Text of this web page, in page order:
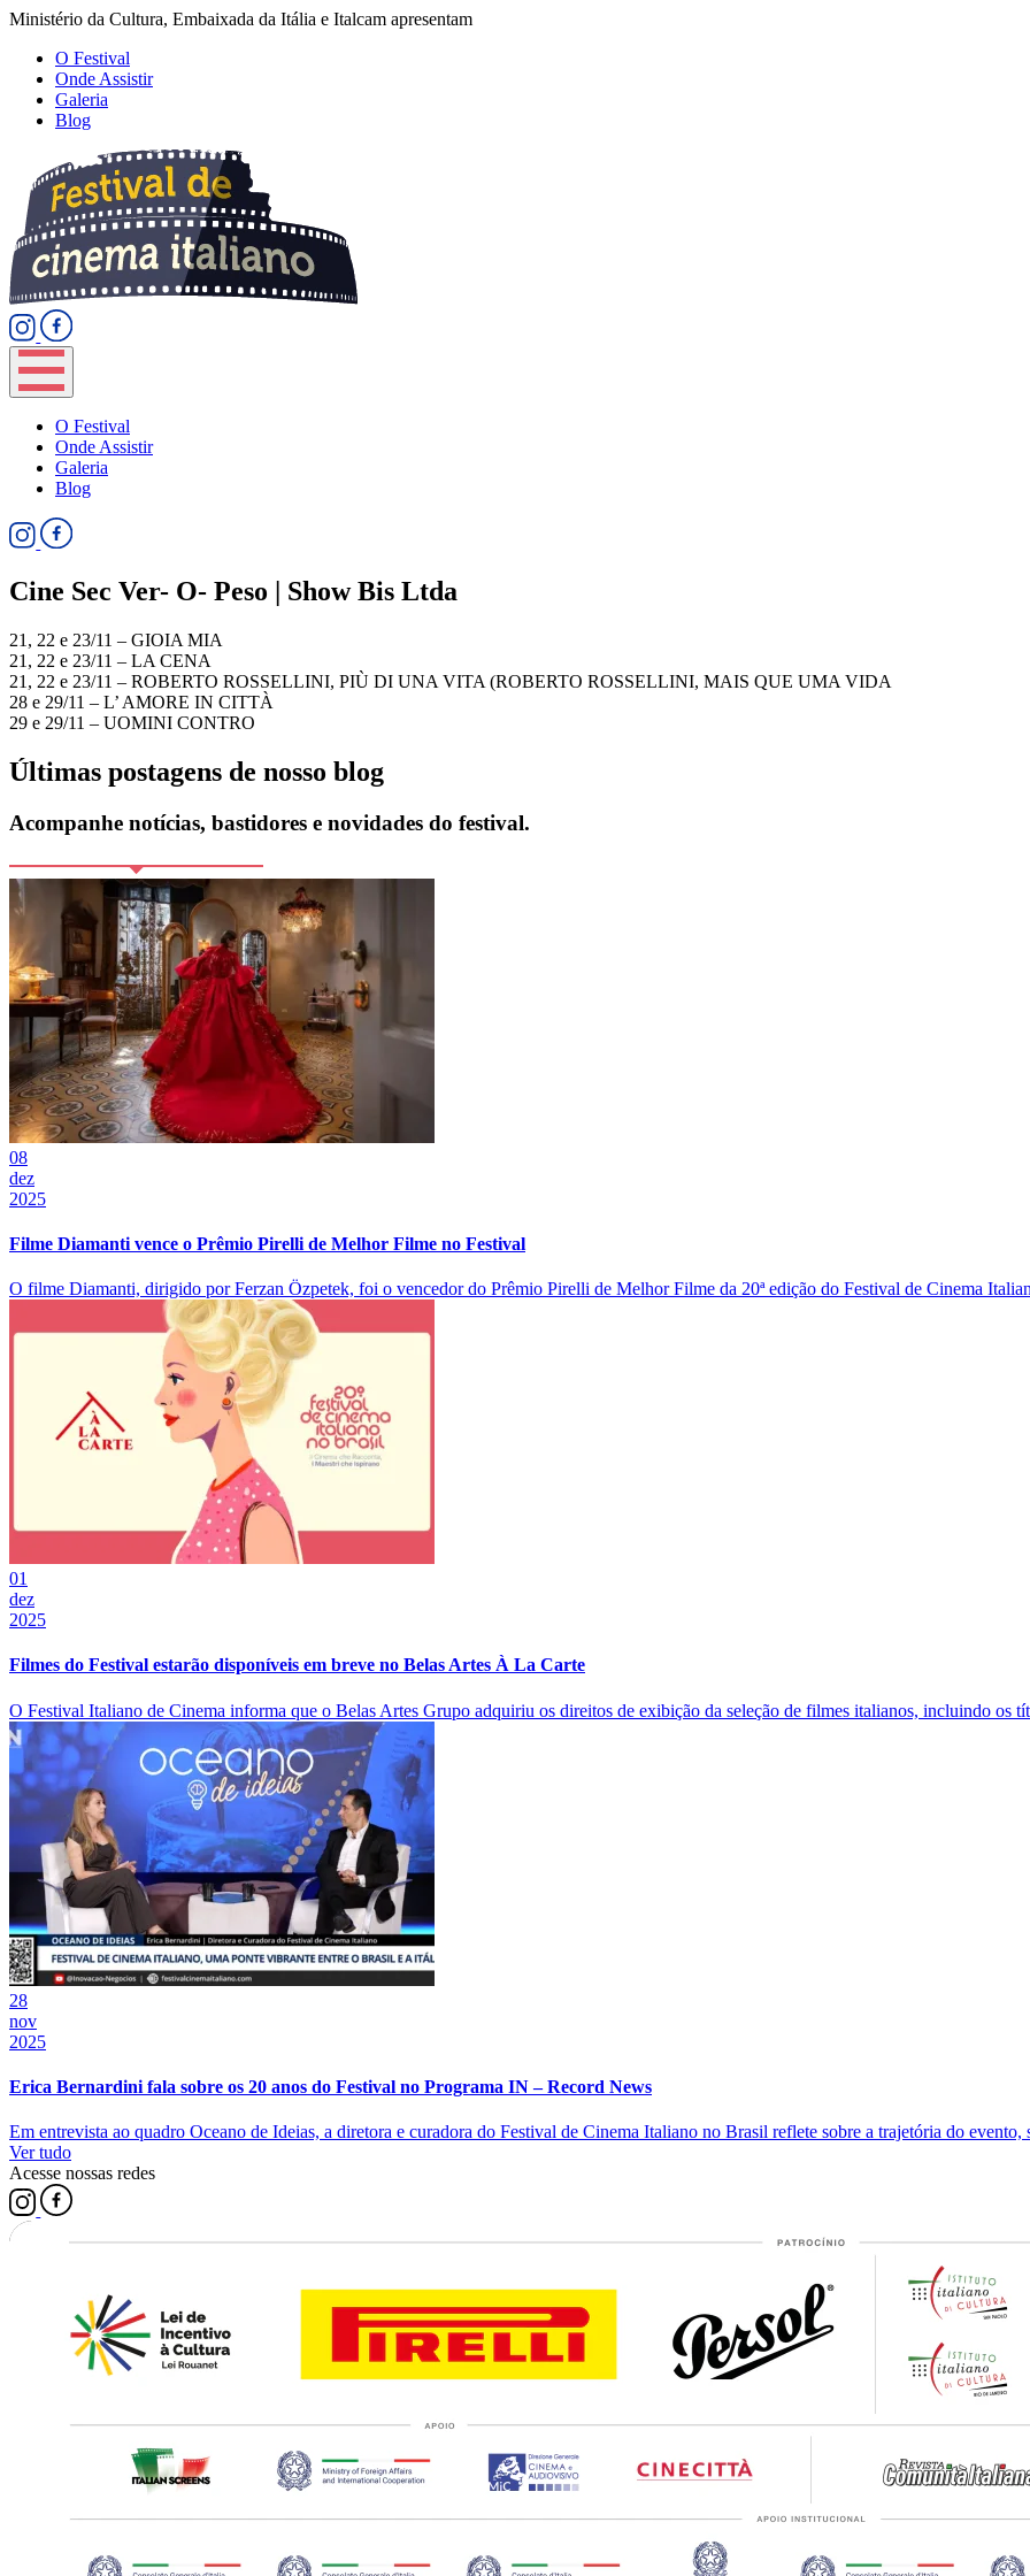
Ministério da Cultura, Embaixada da Itália e Italcam apresentam
O Festival
Onde Assistir
Galeria
Blog
O Festival
Onde Assistir
Galeria
Blog
Cine Sec Ver- O- Peso | Show Bis Ltda
21, 22 e 23/11 – GIOIA MIA
21, 22 e 23/11 – LA CENA
21, 22 e 23/11 – ROBERTO ROSSELLINI, PIÙ DI UNA VITA (ROBERTO ROSSELLINI, MAIS QUE UMA VIDA
28 e 29/11 – L’ AMORE IN CITTÀ
29 e 29/11 – UOMINI CONTRO
Últimas postagens de nosso blog
Acompanhe notícias, bastidores e novidades do festival.
08
dez
2025
Filme Diamanti vence o Prêmio Pirelli de Melhor Filme no Festival
O filme Diamanti, dirigido por Ferzan Özpetek, foi o vencedor do Prêmio Pirelli de Melhor Filme da 20ª edição do Festival de Cinema
01
dez
2025
Filmes do Festival estarão disponíveis em breve no Belas Artes À La Carte
O Festival Italiano de Cinema informa que o Belas Artes Grupo adquiriu os direitos de exibição da seleção de filmes italianos, incluindo os
28
nov
2025
Erica Bernardini fala sobre os 20 anos do Festival no Programa IN – Record News
Em entrevista ao quadro Oceano de Ideias, a diretora e curadora do Festival de Cinema Italiano no Brasil reflete sobre a trajetória do evento,
Ver tudo
Acesse nossas redes